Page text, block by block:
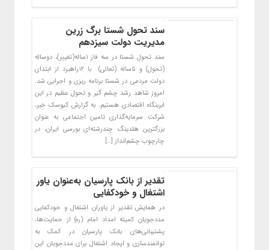
سند تحول شستا برگ زرین
مدیریت دولت سیزدهم
سند تحول شستا در سه فاز ۱ساله(تغییر)، دوساله
(تحول) و ۵ساله (تعالی) با ۱۲راهبرد از ابتدای
دولت مردمی در شستا برنامه ریزی و اجرایی شد.
امروز شاهد رشد چشم گیر و تحول عظیم در این
ابربنگاه اقتصادی هستیم. به گزارش کیوسک خبر،
شرکت سرمایه‌گذاری تامین اجتماعی به عنوان
بزرگترین هلدینگ چندرشته‌ای بورسی ایران، در
چارچوب چشم‌انداز […]
تقدیر از بانک پارسیان به‌عنوان یاور
اشتغال و خودکفایی
در همایش تقدیر از یاوران اشتغال و خودکفایی
مددجویان کمیته امداد امام (ره) از حمایت‌ها،
پشتیبانی‌های بانک پارسیان در کمک به
توانمندسازی و ایجاد اشتغال برای مددجویان این